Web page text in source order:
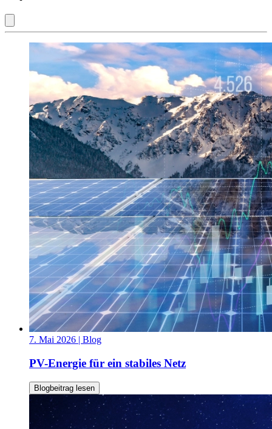
7. Mai 2026 | Blog
PV-Energie für ein stabiles Netz
Blogbeitrag lesen